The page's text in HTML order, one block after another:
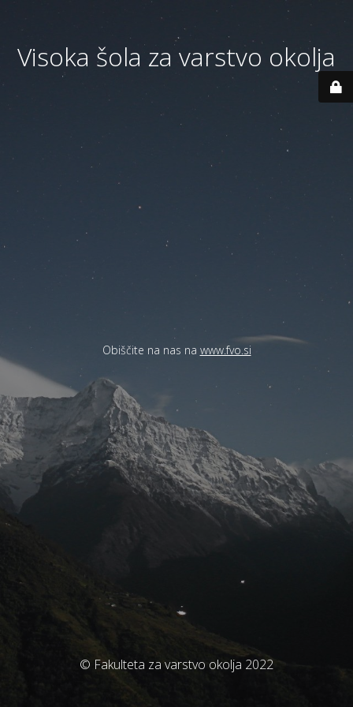
Visoka šola za varstvo okolja
Obiščite na nas na www.fvo.si
© Fakulteta za varstvo okolja 2022